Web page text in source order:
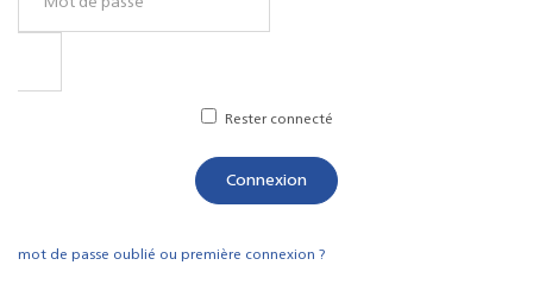
Rester connecté
Connexion
mot de passe oublié ou première connexion ?